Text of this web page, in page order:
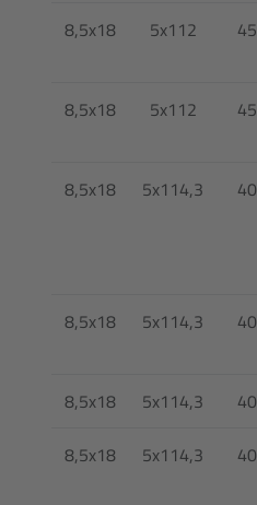
8,5x18 5x112 45
8,5x18 5x112 45
8,5x18 5x114,3 40
8,5x18 5x114,3 40
8,5x18 5x114,3 40
8,5x18 5x114,3 40